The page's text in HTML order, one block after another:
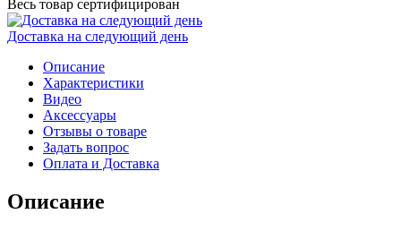
Весь товар сертифицирован
Доставка на следующий день
Описание
Характеристики
Видео
Аксессуары
Отзывы о товаре
Задать вопрос
Оплата и Доставка
Описание